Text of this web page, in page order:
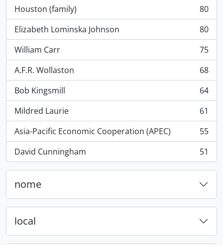
Houston (family)
, 80 resultados
80
Elizabeth Lominska Johnson
, 80 resultados
80
William Carr
, 75 resultados
75
A.F.R. Wollaston
, 68 resultados
68
Bob Kingsmill
, 64 resultados
64
Mildred Laurie
, 61 resultados
61
Asia-Pacific Economic Cooperation (APEC)
, 55 resultados
55
David Cunningham
, 51 resultados 51
nome
local